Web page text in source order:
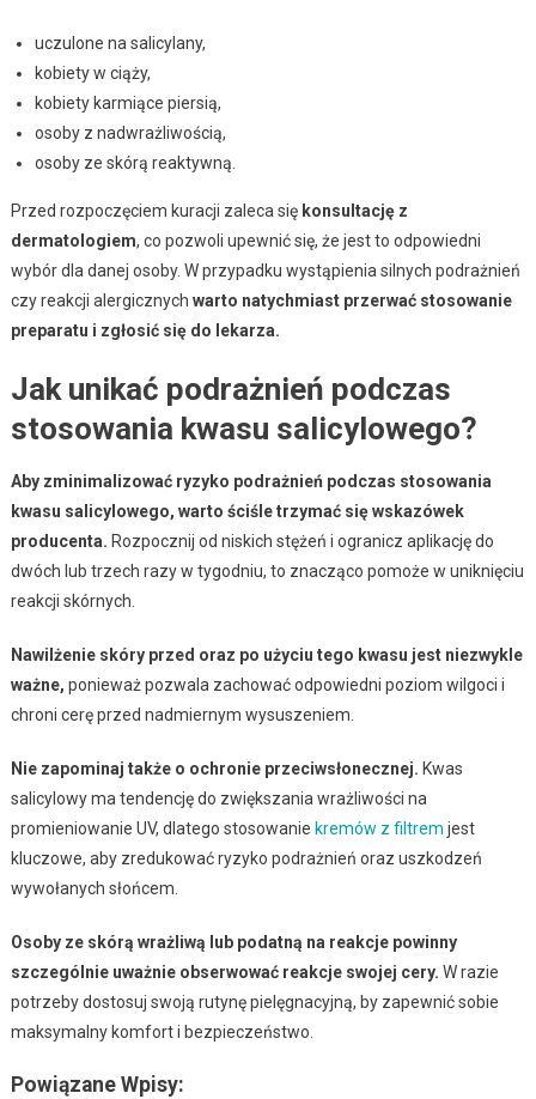
uczulone na salicylany,
kobiety w ciąży,
kobiety karmiące piersią,
osoby z nadwrażliwością,
osoby ze skórą reaktywną.
Przed rozpoczęciem kuracji zaleca się konsultację z
dermatologiem, co pozwoli upewnić się, że jest to odpowiedni
wybór dla danej osoby. W przypadku wystąpienia silnych podrażnień
czy reakcji alergicznych warto natychmiast przerwać stosowanie
preparatu i zgłosić się do lekarza.
Jak unikać podrażnień podczas
stosowania kwasu salicylowego?
Aby zminimalizować ryzyko podrażnień podczas stosowania
kwasu salicylowego, warto ściśle trzymać się wskazówek
producenta. Rozpocznij od niskich stężeń i ogranicz aplikację do
dwóch lub trzech razy w tygodniu, to znacząco pomoże w uniknięciu
reakcji skórnych.
Nawilżenie skóry przed oraz po użyciu tego kwasu jest niezwykle
ważne, ponieważ pozwala zachować odpowiedni poziom wilgoci i
chroni cerę przed nadmiernym wysuszeniem.
Nie zapominaj także o ochronie przeciwsłonecznej. Kwas
salicylowy ma tendencję do zwiększania wrażliwości na
promieniowanie UV, dlatego stosowanie kremów z filtrem jest
kluczowe, aby zredukować ryzyko podrażnień oraz uszkodzeń
wywołanych słońcem.
Osoby ze skórą wrażliwą lub podatną na reakcje powinny
szczególnie uważnie obserwować reakcje swojej cery. W razie
potrzeby dostosuj swoją rutynę pielęgnacyjną, by zapewnić sobie
maksymalny komfort i bezpieczeństwo.
Powiązane Wpisy: